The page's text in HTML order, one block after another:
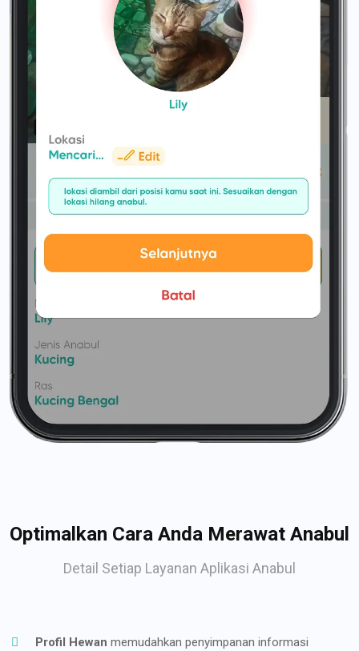
Optimalkan Cara Anda Merawat Anabul
Detail Setiap Layanan Aplikasi Anabul
Profil Hewan memudahkan penyimpanan informasi